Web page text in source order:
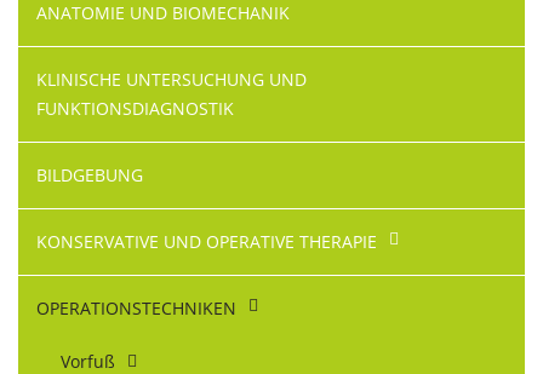
ANATOMIE UND BIOMECHANIK
KLINISCHE UNTERSUCHUNG UND
FUNKTIONSDIAGNOSTIK
BILDGEBUNG
KONSERVATIVE UND OPERATIVE THERAPIE
OPERATIONS­TECHNIKEN
Vorfuß